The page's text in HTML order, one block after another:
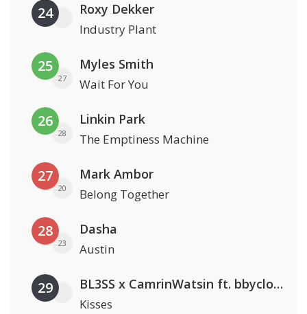
24 Roxy Dekker
Industry Plant
25
27
Myles Smith
Wait For You
26
28
Linkin Park
The Emptiness Machine
27
20
Mark Ambor
Belong Together
28
23
Dasha
Austin
29 BL3SS x CamrinWatsin ft. bbyclose
Kisses